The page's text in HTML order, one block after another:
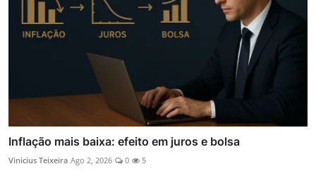
Inflação mais baixa: efeito em juros e bolsa
Vinicius Teixeira Ago 2, 2026 0 5